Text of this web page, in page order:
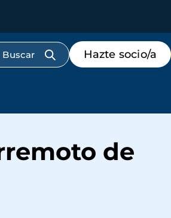
Menú
de
destacados
Hazte socio/a
de